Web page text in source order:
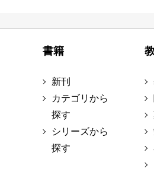
書籍
新刊
カテゴリから
探す
シリーズから
探す